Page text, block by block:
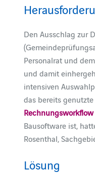
Den Ausschlag zur
Personalrat und
und damit
intensiven
das bereits
Rechnungsworkflow
Bausoftware ist,
Rosenthal,
Lösung